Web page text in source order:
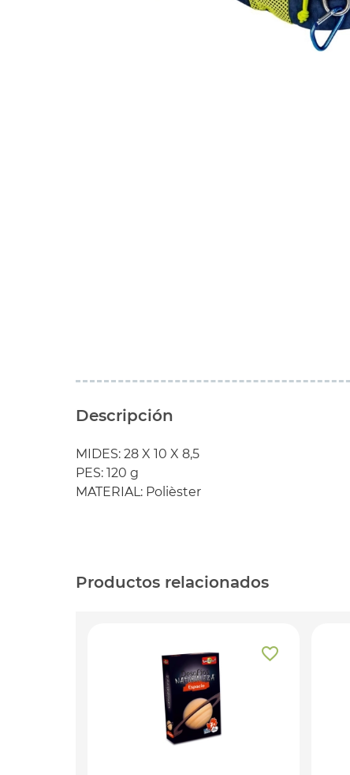
Descripción
MIDES: 28 X 10 X 8,5
PES: 120 g
MATERIAL: Polièster
Productos relacionados